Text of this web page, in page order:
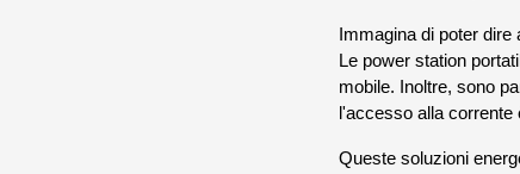
Immagina di poter
Le power station
mobile. Inoltre, sono
l'accesso alla corrente
Queste soluzioni